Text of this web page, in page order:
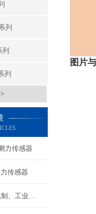
列
列
列
力传感器
传感器
油压传感器压阻传感机制、工业工况适配与标准化运维管理
图片